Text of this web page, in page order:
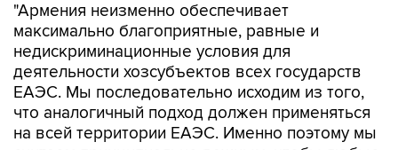
"Армения неизменно обеспечивает
максимально благоприятные, равные и
недискриминационные условия для
деятельности хозсубъектов всех государств
ЕАЭС. Мы последовательно исходим из того,
что аналогичный подход должен применяться
на всей территории ЕАЭС. Именно поэтому мы